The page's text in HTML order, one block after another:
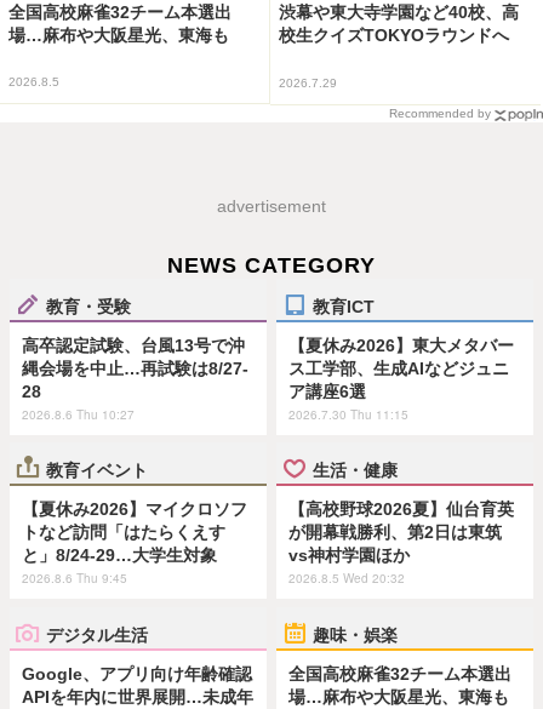
全国高校麻雀32チーム本選出
場…麻布や大阪星光、東海も
2026.8.5
渋幕や東大寺学園など40校、高
校生クイズTOKYOラウンドへ
2026.7.29
Recommended by
advertisement
NEWS CATEGORY
教育・受験
高卒認定試験、台風13号で沖
縄会場を中止…再試験は8/27-
28
2026.8.6 Thu 10:27
教育ICT
【夏休み2026】東大メタバー
ス工学部、生成AIなどジュニ
ア講座6選
2026.7.30 Thu 11:15
教育イベント
【夏休み2026】マイクロソフ
トなど訪問「はたらくえす
と」8/24-29…大学生対象
2026.8.6 Thu 9:45
生活・健康
【高校野球2026夏】仙台育英
が開幕戦勝利、第2日は東筑
vs神村学園ほか
2026.8.5 Wed 20:32
デジタル生活
Google、アプリ向け年齢確認
APIを年内に世界展開…未成年
趣味・娯楽
全国高校麻雀32チーム本選出
場…麻布や大阪星光、東海も